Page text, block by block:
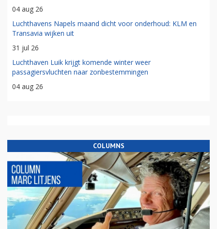
04 aug 26
Luchthavens Napels maand dicht voor onderhoud: KLM en
Transavia wijken uit
31 jul 26
Luchthaven Luik krijgt komende winter weer
passagiersvluchten naar zonbestemmingen
04 aug 26
COLUMNS